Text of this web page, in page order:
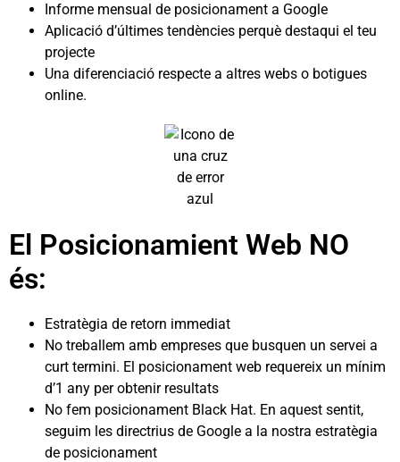
Informe mensual de posicionament a Google
Aplicació d’últimes tendències perquè destaqui el teu
projecte
Una diferenciació respecte a altres webs o botigues
online.
El Posicionamient Web NO
és:
Estratègia de retorn immediat
No treballem amb empreses que busquen un servei a
curt termini. El posicionament web requereix un mínim
d’1 any per obtenir resultats
No fem posicionament Black Hat. En aquest sentit,
seguim les directrius de Google a la nostra estratègia
de posicionament